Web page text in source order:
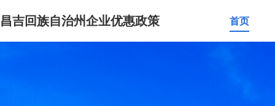
昌吉回族自治州企业优惠政策 首页